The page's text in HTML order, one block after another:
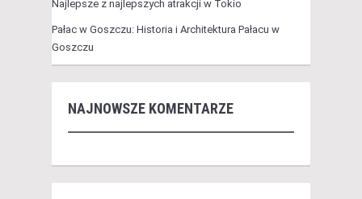
Najlepsze z najlepszych atrakcji w Tokio
Pałac w Goszczu: Historia i Architektura Pałacu w
Goszczu
NAJNOWSZE KOMENTARZE